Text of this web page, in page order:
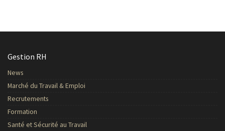
Gestion RH
News
Marché du Travail & Emploi
Recrutements
Formation
Santé et Sécurité au Travail